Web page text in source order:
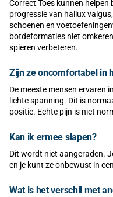
Correct Toes kunnen
progressie van hallux
schoenen en
botdeformaties niet
spieren verbeteren.
Zijn ze oncomfortabel in
De meeste mensen ervaren
lichte spanning. Dit is
positie. Echte pijn is niet
Kan ik ermee slapen?
Dit wordt niet aangeraden.
en je kunt ze onbewust in
Wat is het verschil met